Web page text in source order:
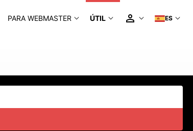
PARA WEBMASTER ÚTIL ES